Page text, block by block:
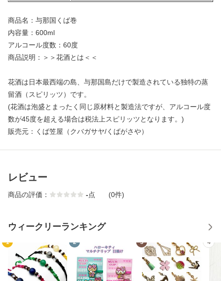
商品名：与那国くば巻
内容量：600ml
アルコール度数：60度
商品説明：＞＞花酒とは＜＜
花酒は日本最西端の島、与那国島だけで製造されている独特の蒸
留酒（スピリッツ）です。
(花酒は泡盛とまったく同じ原材料と製造法ですが、アルコール度
数が45度を超える場合は税法上スピリッツとなります。)
販売元：くば笠屋（クバガサヤ/くばがさや）
レビュー
商品の評価： -点 (0件)
ウィークリーランキング
1 2 3 4